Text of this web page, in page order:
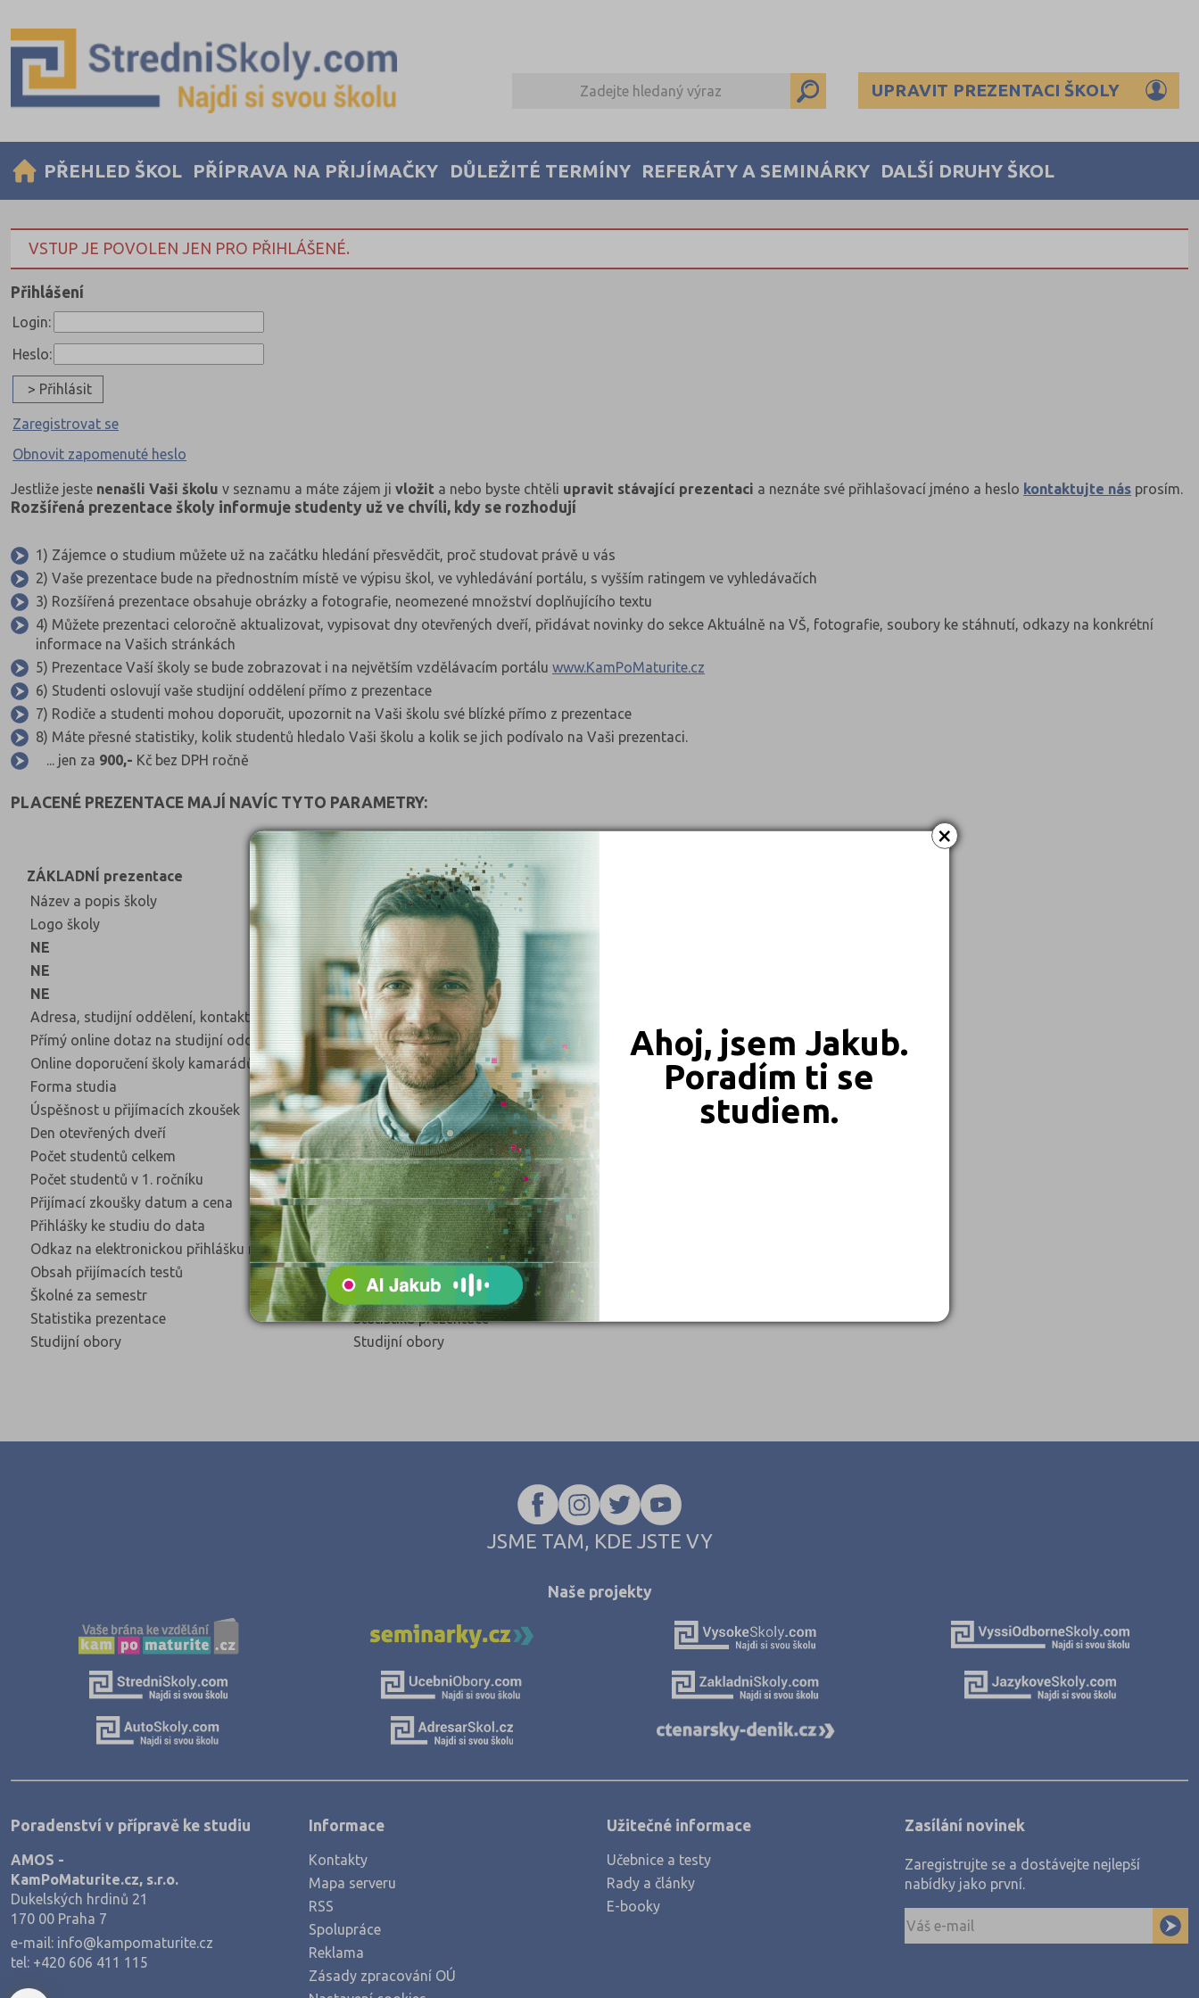
×
Ahoj, jsem Jakub.
Poradím ti se
studiem.
UPRAVIT PREZENTACI ŠKOLY
PŘEHLED ŠKOL PŘÍPRAVA NA PŘIJÍMAČKY DŮLEŽITÉ TERMÍNY REFERÁTY A SEMINÁRKY DALŠÍ DRUHY ŠKOL
VSTUP JE POVOLEN JEN PRO PŘIHLÁŠENÉ.
Přihlášení
Login:
Heslo:
Zaregistrovat se
Obnovit zapomenuté heslo
Jestliže jeste nenašli Vaši školu v seznamu a máte zájem ji vložit a nebo byste chtěli upravit stávající prezentaci a neznáte své přihlašovací jméno a heslo kontaktujte nás prosím.
Rozšířená prezentace školy informuje studenty už ve chvíli, kdy se rozhodují
1) Zájemce o studium můžete už na začátku hledání přesvědčit, proč studovat právě u vás
2) Vaše prezentace bude na přednostním místě ve výpisu škol, ve vyhledávání portálu, s vyšším ratingem ve vyhledávačích
3) Rozšířená prezentace obsahuje obrázky a fotografie, neomezené množství doplňujícího textu
4) Můžete prezentaci celoročně aktualizovat, vypisovat dny otevřených dveří, přidávat novinky do sekce Aktuálně na VŠ, fotografie, soubory ke stáhnutí, odkazy na konkrétní
informace na Vašich stránkách
5) Prezentace Vaší školy se bude zobrazovat i na největším vzdělávacím portálu www.KamPoMaturite.cz
6) Studenti oslovují vaše studijní oddělení přímo z prezentace
7) Rodiče a studenti mohou doporučit, upozornit na Vaši školu své blízké přímo z prezentace
8) Máte přesné statistiky, kolik studentů hledalo Vaši školu a kolik se jich podívalo na Vaši prezentaci.
... jen za 900,- Kč bez DPH ročně
PLACENÉ PREZENTACE MAJÍ NAVÍC TYTO PARAMETRY:
ZÁKLADNÍ prezentace
ROZŠÍŘENÁ prezentace
Název a popis školy
Název a popis školy
Logo školy
Logo školy
NE
Představení školy
NE
Fotografie, bannery, obrazový materiál
NE
Vkládání novinek, zpráv do sekce Aktuálně na VŠ
Adresa, studijní oddělení, kontakty
Adresa, studijní oddělení, kontakty
Přímý online dotaz na studijní oddělení
Přímý online dotaz na studijní oddělení
Online doporučení školy kamarádům, přátelům
Online doporučení školy kamarádům, přátelům
Forma studia
Forma studia
Úspěšnost u přijímacích zkoušek
Úspěšnost u přijímacích zkoušek
Den otevřených dveří
Den otevřených dveří
Počet studentů celkem
Počet studentů celkem
Počet studentů v 1. ročníku
Počet studentů v 1. ročníku
Přijímací zkoušky datum a cena
Přijímací zkoušky datum a cena
Přihlášky ke studiu do data
Přihlášky ke studiu do data
Odkaz na elektronickou přihlášku na VŠ
Odkaz na elektronickou přihlášku na VŠ
Obsah přijímacích testů
Obsah přijímacích testů
Školné za semestr
Školné za semestr
Statistika prezentace
Statistika prezentace
Studijní obory
Studijní obory
JSME TAM, KDE JSTE VY
Naše projekty
Poradenství v přípravě ke studiu
AMOS -
KamPoMaturite.cz, s.r.o.
Dukelských hrdinů 21
170 00 Praha 7
e-mail: info@kampomaturite.cz
tel: +420 606 411 115
Informace
Kontakty
Mapa serveru
RSS
Spolupráce
Reklama
Zásady zpracování OÚ
Užitečné informace
Učebnice a testy
Rady a články
E-booky
Zasílání novinek
Zaregistrujte se a dostávejte nejlepší
nabídky jako první.